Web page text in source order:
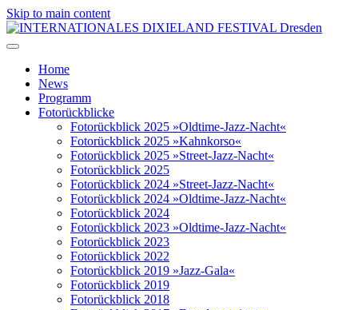
Skip to main content
Home
News
Programm
Fotorückblicke
Fotorückblick 2025 »Oldtime-Jazz-Nacht«
Fotorückblick 2025 »Kahnkorso«
Fotorückblick 2025 »Street-Jazz-Nacht«
Fotorückblick 2025
Fotorückblick 2024 »Street-Jazz-Nacht«
Fotorückblick 2024 »Oldtime-Jazz-Nacht«
Fotorückblick 2024
Fotorückblick 2023 »Oldtime-Jazz-Nacht«
Fotorückblick 2023
Fotorückblick 2022
Fotorückblick 2019 »Jazz-Gala«
Fotorückblick 2019
Fotorückblick 2018